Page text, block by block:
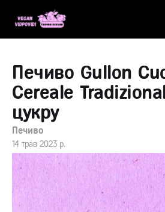
Печиво Gullon
Cereale
цукру
Печиво
14 трав 2023 р.